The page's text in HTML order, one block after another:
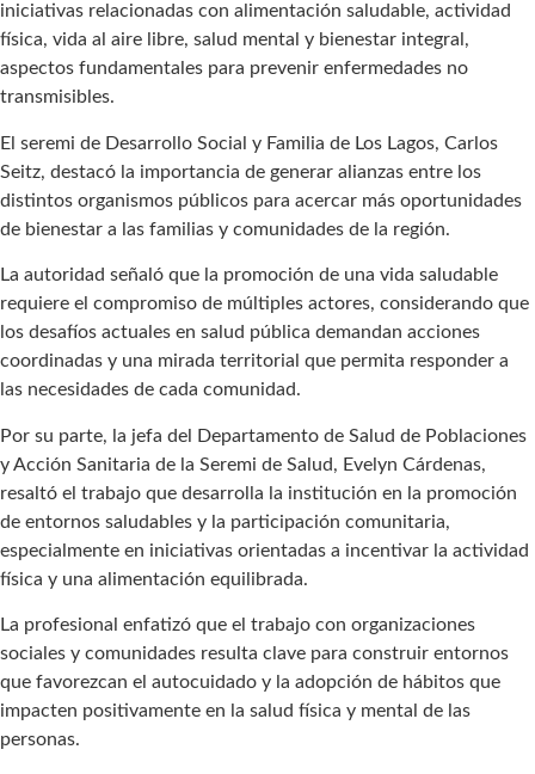
iniciativas relacionadas con alimentación saludable, actividad
física, vida al aire libre, salud mental y bienestar integral,
aspectos fundamentales para prevenir enfermedades no
transmisibles.
El seremi de Desarrollo Social y Familia de Los Lagos, Carlos
Seitz, destacó la importancia de generar alianzas entre los
distintos organismos públicos para acercar más oportunidades
de bienestar a las familias y comunidades de la región.
La autoridad señaló que la promoción de una vida saludable
requiere el compromiso de múltiples actores, considerando que
los desafíos actuales en salud pública demandan acciones
coordinadas y una mirada territorial que permita responder a
las necesidades de cada comunidad.
Por su parte, la jefa del Departamento de Salud de Poblaciones
y Acción Sanitaria de la Seremi de Salud, Evelyn Cárdenas,
resaltó el trabajo que desarrolla la institución en la promoción
de entornos saludables y la participación comunitaria,
especialmente en iniciativas orientadas a incentivar la actividad
física y una alimentación equilibrada.
La profesional enfatizó que el trabajo con organizaciones
sociales y comunidades resulta clave para construir entornos
que favorezcan el autocuidado y la adopción de hábitos que
impacten positivamente en la salud física y mental de las
personas.